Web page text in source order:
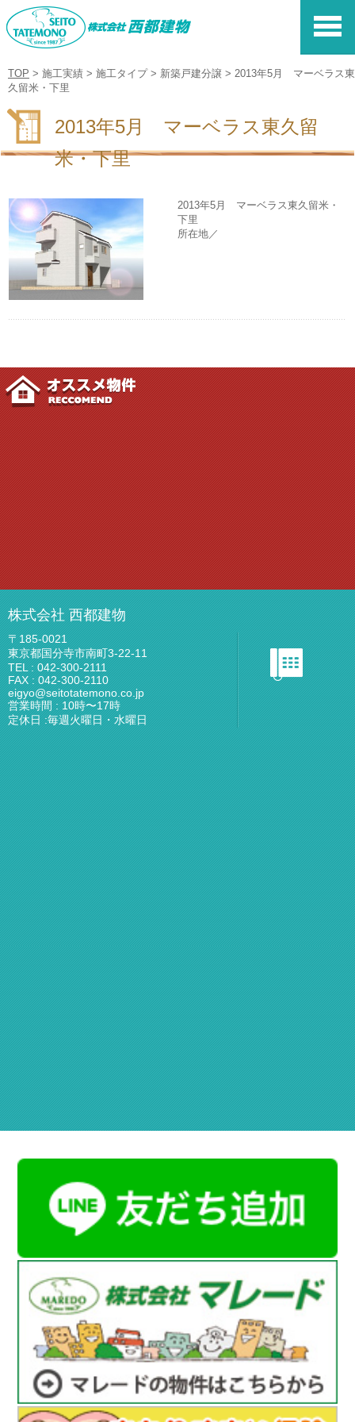
株式会社 西都建
TOP > 施工実績 > 施工タイプ> 新築戸建分譲 > 2013年5月 マーベラス東
久留米・下里
2013年5月 マーベラス東久留
米・下里
2013年5月 マーベラス東久留米・
下里
所在地／
株式会社 西都建物
〒185-0021
東京都国分寺市南町3-22-11
TEL : 042-300-2111
FAX : 042-300-2110
eigyo@seitotatemono.co.jp
営業時間 : 10時〜17時
定休日 :毎週火曜日・水曜日